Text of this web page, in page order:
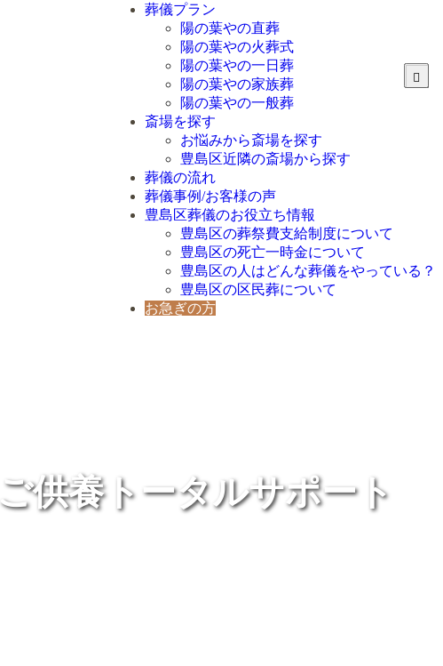
葬儀プラン
陽の葉やの直葬
陽の葉やの火葬式
陽の葉やの一日葬
陽の葉やの家族葬
陽の葉やの一般葬
斎場を探す
お悩みから斎場を探す
豊島区近隣の斎場から探す
葬儀の流れ
葬儀事例/お客様の声
豊島区葬儀のお役立ち情報
豊島区の葬祭費支給制度について
豊島区の死亡一時金について
豊島区の人はどんな葬儀をやっている？
豊島区の区民葬について
お急ぎの方
ご供養トータルサポート